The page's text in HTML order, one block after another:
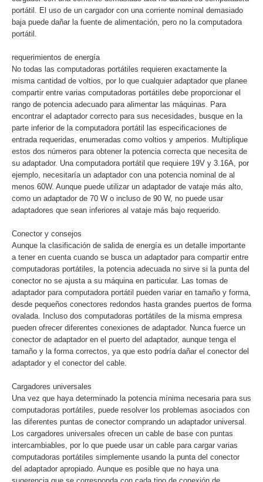
portátil. El uso de un cargador con una corriente nominal demasiado
baja puede dañar la fuente de alimentación, pero no la computadora
portátil.
requerimientos de energía
No todas las computadoras portátiles requieren exactamente la
misma cantidad de voltios, por lo que cualquier adaptador que planee
compartir entre varias computadoras portátiles debe proporcionar el
rango de potencia adecuado para alimentar las máquinas. Para
encontrar el adaptador correcto para sus necesidades, busque en la
parte inferior de la computadora portátil las especificaciones de
entrada requeridas, enumeradas como voltios y amperios. Multiplique
estos dos números para obtener la potencia correcta que necesita de
su adaptador. Una computadora portátil que requiere 19V y 3.16A, por
ejemplo, necesitaría un adaptador con una potencia nominal de al
menos 60W. Aunque puede utilizar un adaptador de vataje más alto,
como un adaptador de 70 W o incluso de 90 W, no puede usar
adaptadores que sean inferiores al vataje más bajo requerido.
Conector y consejos
Aunque la clasificación de salida de energía es un detalle importante
a tener en cuenta cuando se busca un adaptador para compartir entre
computadoras portátiles, la potencia adecuada no sirve si la punta del
conector no se ajusta a su máquina en particular. Las tomas de
adaptador para computadora portátil pueden variar en tamaño y forma,
desde pequeños conectores redondos hasta grandes puertos de forma
ovalada. Incluso dos computadoras portátiles de la misma empresa
pueden ofrecer diferentes conexiones de adaptador. Nunca fuerce un
conector de adaptador en el puerto del adaptador, aunque tenga el
tamaño y la forma correctos, ya que esto podría dañar el conector del
adaptador y el conector del cable.
Cargadores universales
Una vez que haya determinado la potencia mínima necesaria para sus
computadoras portátiles, puede resolver los problemas asociados con
las diferentes puntas de conector comprando un adaptador universal.
Los cargadores universales ofrecen un cable de base con puntas
intercambiables, por lo que puede usar un cable para cargar varias
computadoras portátiles simplemente usando la punta del conector
del adaptador apropiado. Aunque es posible que no haya una